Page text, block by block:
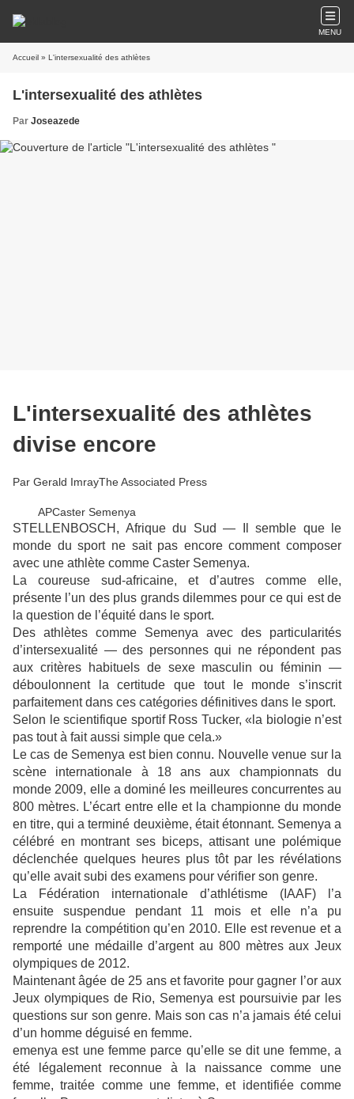
MENU
Accueil » L'intersexualité des athlètes
L'intersexualité des athlètes
Par Joseazede
L'intersexualité des athlètes
divise encore
Par Gerald ImrayThe Associated Press
APCaster Semenya
STELLENBOSCH, Afrique du Sud — Il semble que le
monde du sport ne sait pas encore comment composer
avec une athlète comme Caster Semenya.
La coureuse sud-africaine, et d’autres comme elle,
présente l’un des plus grands dilemmes pour ce qui est de
la question de l’équité dans le sport.
Des athlètes comme Semenya avec des particularités
d’intersexualité — des personnes qui ne répondent pas
aux critères habituels de sexe masculin ou féminin —
déboulonnent la certitude que tout le monde s’inscrit
parfaitement dans ces catégories définitives dans le sport.
Selon le scientifique sportif Ross Tucker, «la biologie n’est
pas tout à fait aussi simple que cela.»
Le cas de Semenya est bien connu. Nouvelle venue sur la
scène internationale à 18 ans aux championnats du
monde 2009, elle a dominé les meilleures concurrentes au
800 mètres. L’écart entre elle et la championne du monde
en titre, qui a terminé deuxième, était étonnant. Semenya a
célébré en montrant ses biceps, attisant une polémique
déclenchée quelques heures plus tôt par les révélations
qu’elle avait subi des examens pour vérifier son genre.
La Fédération internationale d’athlétisme (IAAF) l’a
ensuite suspendue pendant 11 mois et elle n’a pu
reprendre la compétition qu’en 2010. Elle est revenue et a
remporté une médaille d’argent au 800 mètres aux Jeux
olympiques de 2012.
Maintenant âgée de 25 ans et favorite pour gagner l’or aux
Jeux olympiques de Rio, Semenya est poursuivie par les
questions sur son genre. Mais son cas n’a jamais été celui
d’un homme déguisé en femme.
emenya est une femme parce qu’elle se dit une femme, a
été légalement reconnue à la naissance comme une
femme, traitée comme une femme, et identifiée comme